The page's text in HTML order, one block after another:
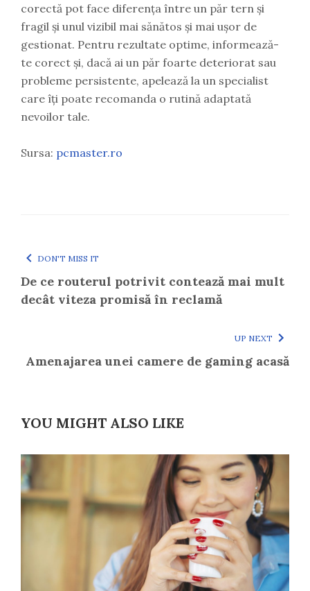
corectă pot face diferența între un păr tern și
fragil și unul vizibil mai sănătos și mai ușor de
gestionat. Pentru rezultate optime, informează-
te corect și, dacă ai un păr foarte deteriorat sau
probleme persistente, apelează la un specialist
care îți poate recomanda o rutină adaptată
nevoilor tale.
Sursa: pcmaster.ro
DON'T MISS IT
De ce routerul potrivit contează mai mult
decât viteza promisă în reclamă
UP NEXT
Amenajarea unei camere de gaming acasă
YOU MIGHT ALSO LIKE